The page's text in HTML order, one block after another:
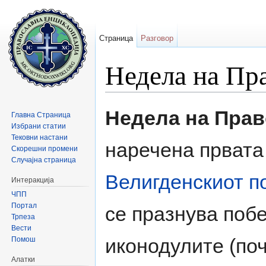
Недела на
Недела на
наречена
Велигденскиот
се празнува
иконодулите
Страница Разговор
Главна Страница
Избрани статии
Тековни настани
Скорешни промени
Случајна страница
Интеракција
ЧПП
Портал
Трпеза
Вести
Помош
Алатки